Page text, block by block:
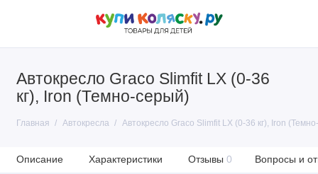
Автокресло Graco Slimfit LX (0-36
кг), Iron (Темно-серый)
Главная Автокресла Автокресло Graco Slimfit LX (0-36 кг), Iron
Описание Характеристики Отзывы 0 Вопросы и